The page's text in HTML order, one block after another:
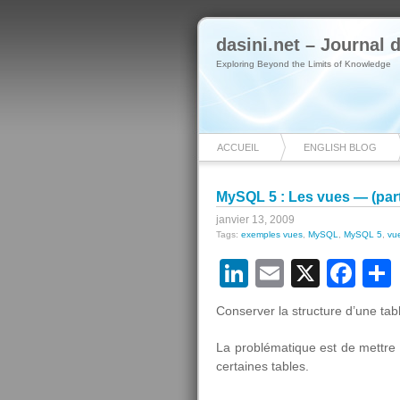
dasini.net – Journal
Exploring Beyond the Limits of Knowledge
ACCUEIL ENGLISH BLOG
MySQL 5 : Les vues —
janvier 13, 2009
Tags: exemples vues MySQL MySQL 5
LinkedIn
Email
X
Conserver la structure d’une
La problématique est de
certaines tables.